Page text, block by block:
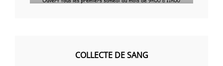
COLLECTE DE SANG